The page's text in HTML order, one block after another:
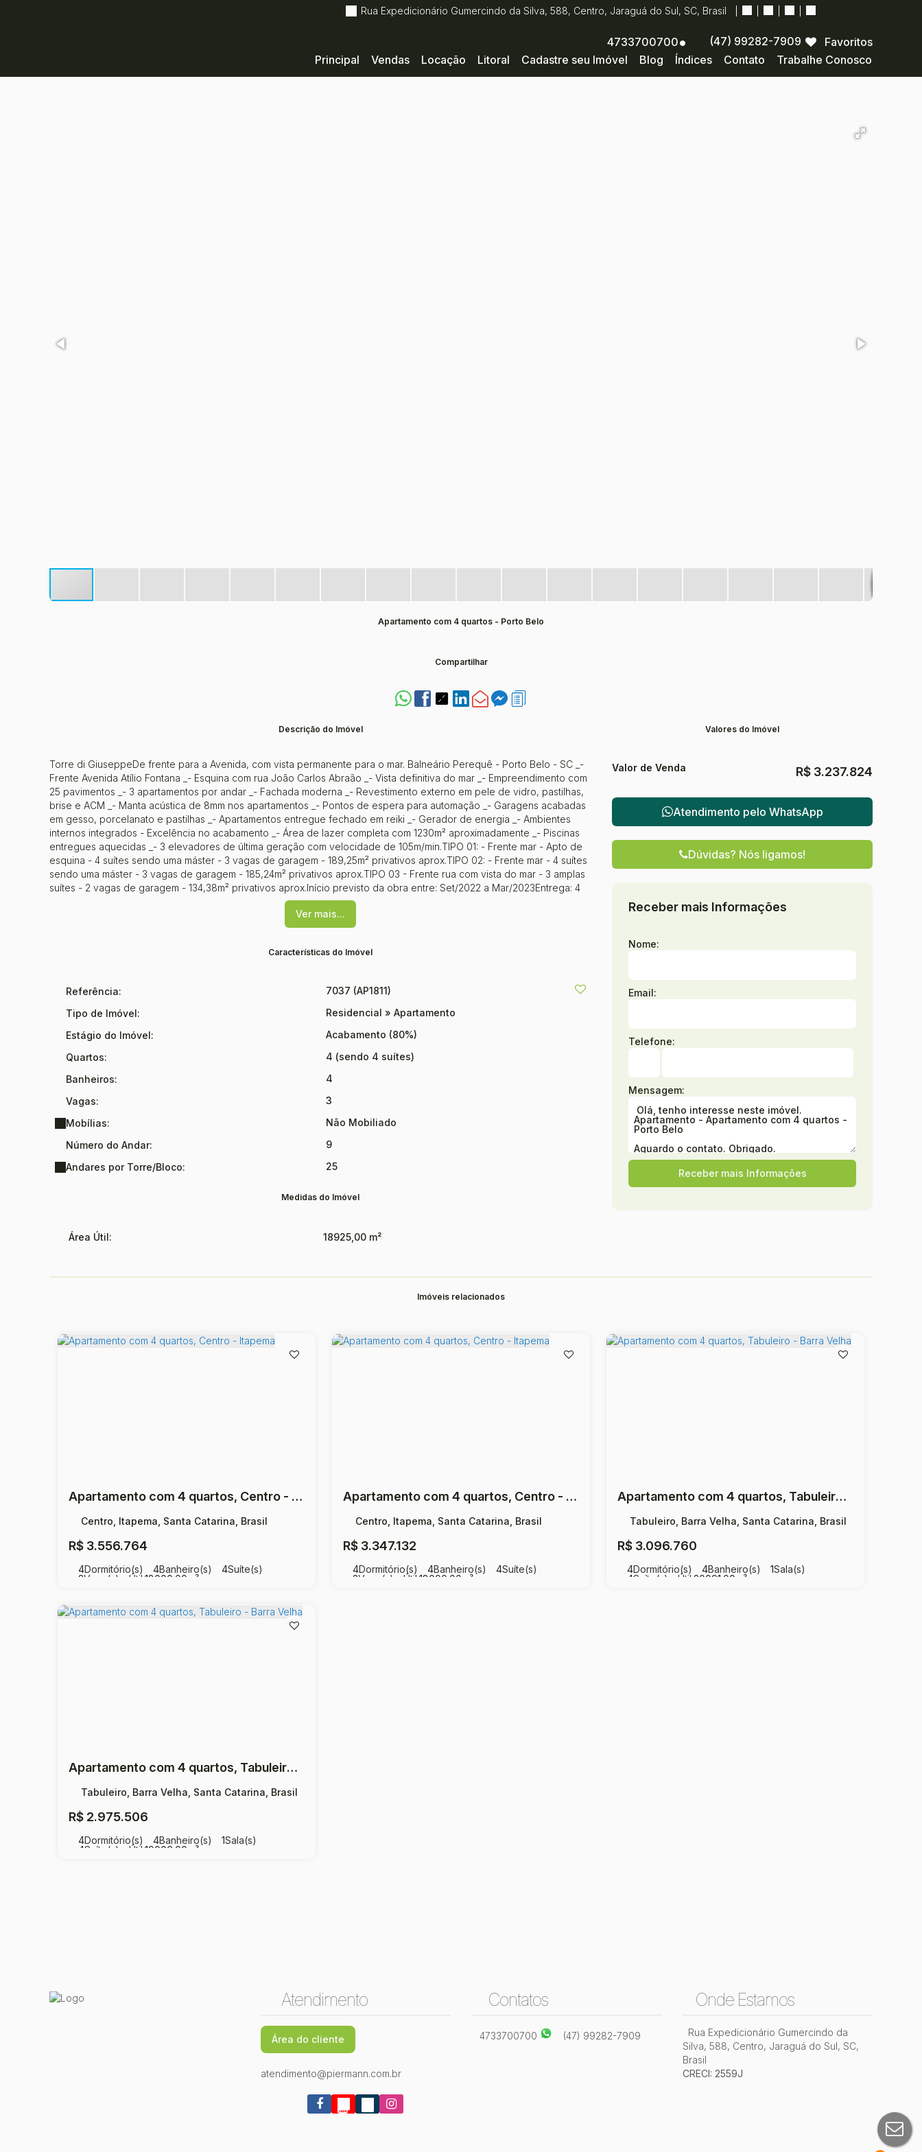
Rua Expedicionário Gumercindo da Silva, 588, Centro, Jaraguá do Sul, SC, Brasil
Trabalhe Conosco
Contato
Índices
Blog
Cadastre seu Imóvel
Litoral
Locação
Vendas
Principal
Favoritos
4733700700 (47) 99282-7909
Apartamento com 4 quartos - Porto Belo
Compartilhar
Descrição do Imóvel
Torre di GiuseppeDe frente para a Avenida, com vista permanente para o mar. Balneário Perequê - Porto Belo - SC _-
Frente Avenida Atílio Fontana _- Esquina com rua João Carlos Abraão _- Vista definitiva do mar _- Empreendimento com
25 pavimentos _- 3 apartamentos por andar _- Fachada moderna _- Revestimento externo em pele de vidro, pastilhas,
brise e ACM _- Manta acústica de 8mm nos apartamentos _- Pontos de espera para automação _- Garagens acabadas
em gesso, porcelanato e pastilhas _- Apartamentos entregue fechado em reiki _- Gerador de energia _- Ambientes
internos integrados - Excelência no acabamento _- Área de lazer completa com 1230m² aproximadamente _- Piscinas
entregues aquecidas _- 3 elevadores de última geração com velocidade de 105m/min.TIPO 01: - Frente mar - Apto de
esquina - 4 suítes sendo uma máster - 3 vagas de garagem - 189,25m² privativos aprox.TIPO 02: - Frente mar - 4 suítes
sendo uma máster - 3 vagas de garagem - 185,24m² privativos aprox.TIPO 03 - Frente rua com vista do mar - 3 amplas
suítes - 2 vagas de garagem - 134,38m² privativos aprox.Início previsto da obra entre: Set/2022 a Mar/2023Entrega: 4
Ver mais...
Características do Imóvel
Referência: 7037 (AP1811)
Tipo de Imóvel:
Residencial » Apartamento
Estágio do Imóvel:
Acabamento (80%)
Quartos:
4 (sendo 4 suítes)
Banheiros:
4
Vagas:
3
Mobílias:
Não Mobiliado
Número do Andar:
9
Andares por Torre/Bloco:
25
Medidas do Imóvel
Área Útil: 18925,00 m²
Valores do Imóvel
R$ 3.237.824
Valor de Venda
Atendimento pelo WhatsApp
Dúvidas? Nós ligamos!
Receber mais Informações
Nome:
Email:
Telefone:
Mensagem:
Imóveis relacionados
Apartamento com 4 quartos, Centro - Itapema
R$ 3.556.764
Centro, Itapema, Santa Catarina, Brasil
4Dormitório(s) 4Banheiro(s) 4Suíte(s)
3Vaga(s) Útil: 18000 .00 m²
Apartamento com 4 quartos, Centro - Itapema
R$3.347.132
Centro, Itapema, Santa Catarina, Brasil
4Dormitório(s) 4Banheiro(s) 4Suíte(s)
3Vaga(s) Útil: 18000 .00 m²
Apartamento com 4 quartos, Tabuleiro - Barra Velha
R$3.096.760
Tabuleiro, Barra Velha, Santa Catarina, Brasil
4Dormitório(s) 4Banheiro(s) 1Sala(s)
4Suíte(s) Útil: 20091 .00 m²
Apartamento com 4 quartos, Tabuleiro - Barra Velha
R$ 2.975.506
Tabuleiro, Barra Velha, Santa Catarina, Brasil
4Dormitório(s) 4Banheiro(s) 1Sala(s)
4Suíte(s) Útil: 19006 .00 m²
Atendimento
Área do cliente
atendimento@piermann.com.br
Contatos
4733700700 (47) 99282-7909
Onde Estamos
Rua Expedicionário Gumercindo da
Silva, 588, Centro, Jaraguá do Sul, SC,
Brasil
CRECI: 2559J